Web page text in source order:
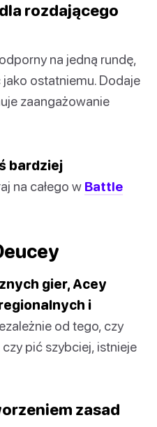
rozdającego
na jedną rundę,
ostatniemu. Dodaje
zaangażowanie
bardziej
na całego w Battle
gier, Acey
i
od tego, czy
pić szybciej, istnieje
zasad